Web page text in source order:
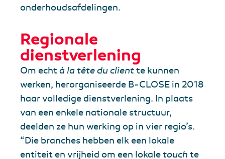
onderhoudsafdelingen.
Regionale
dienstverlening
Om echtà la tête du clientte kunnen
werken, herorganiseerde B-CLOSE in 2018
haar volledige dienstverlening. In plaats
van een enkele nationale structuur,
deelden ze hun werking op in vier regio’s.
“Die branches hebben elk een lokale
entiteit en vrijheid om een lokaletouch te